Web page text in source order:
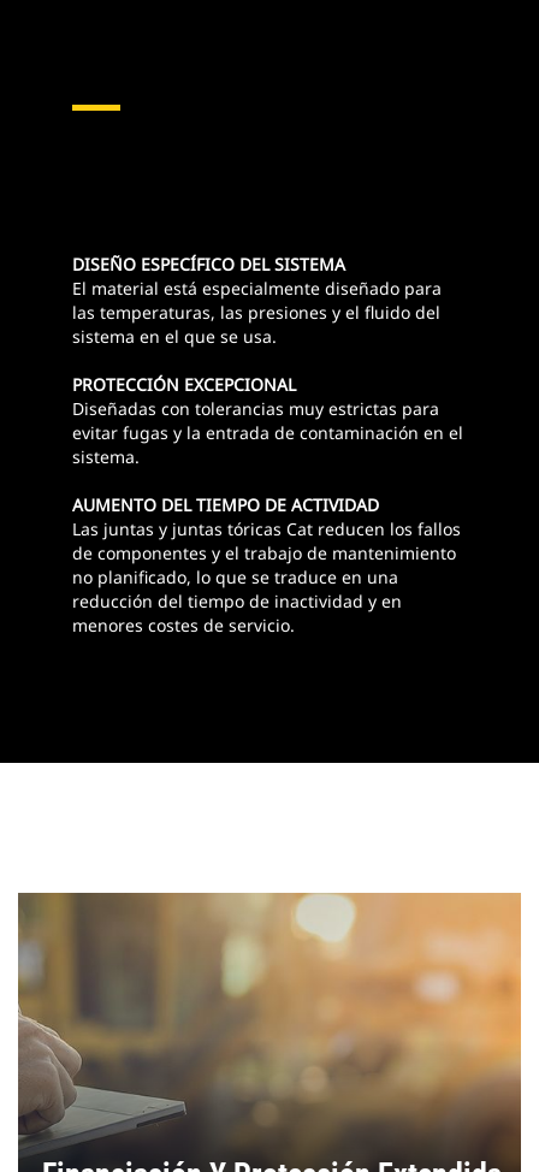
DISEÑO ESPECÍFICO DEL SISTEMA
El material está especialmente diseñado para
las temperaturas, las presiones y el fluido del
sistema en el que se usa.
PROTECCIÓN EXCEPCIONAL
Diseñadas con tolerancias muy estrictas para
evitar fugas y la entrada de contaminación en el
sistema.
AUMENTO DEL TIEMPO DE ACTIVIDAD
Las juntas y juntas tóricas Cat reducen los fallos
de componentes y el trabajo de mantenimiento
no planificado, lo que se traduce en una
reducción del tiempo de inactividad y en
menores costes de servicio.